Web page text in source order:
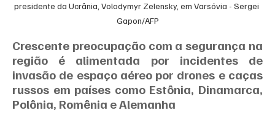
presidente da Ucrânia, Volodymyr Zelensky, em Varsóvia - Sergei
Gapon/AFP
Crescente preocupação com a segurança na
região é alimentada por incidentes de
invasão de espaço aéreo por drones e caças
russos em países como Estônia, Dinamarca,
Polônia, Romênia e Alemanha